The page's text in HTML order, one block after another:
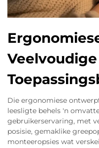
Veelvoudige
Die ergonomiese
leesligte behels 'n
gebruikerservaring, met
posisie, gemaklike
monteeropsies wat